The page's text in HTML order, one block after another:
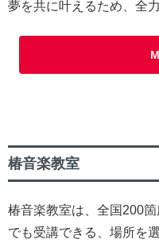
夢を共に叶えるため、全
椿音楽教室
椿音楽教室は、全国200
でも受講できる、場所を